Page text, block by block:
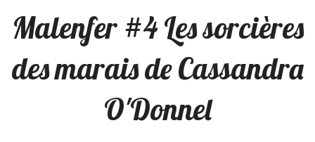
Malenfer #4 Les sorcières
des marais de Cassandra
O'Donnel